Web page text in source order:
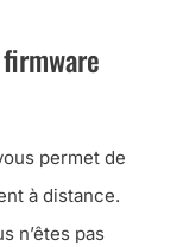
permet de
à distance.
n’êtes pas